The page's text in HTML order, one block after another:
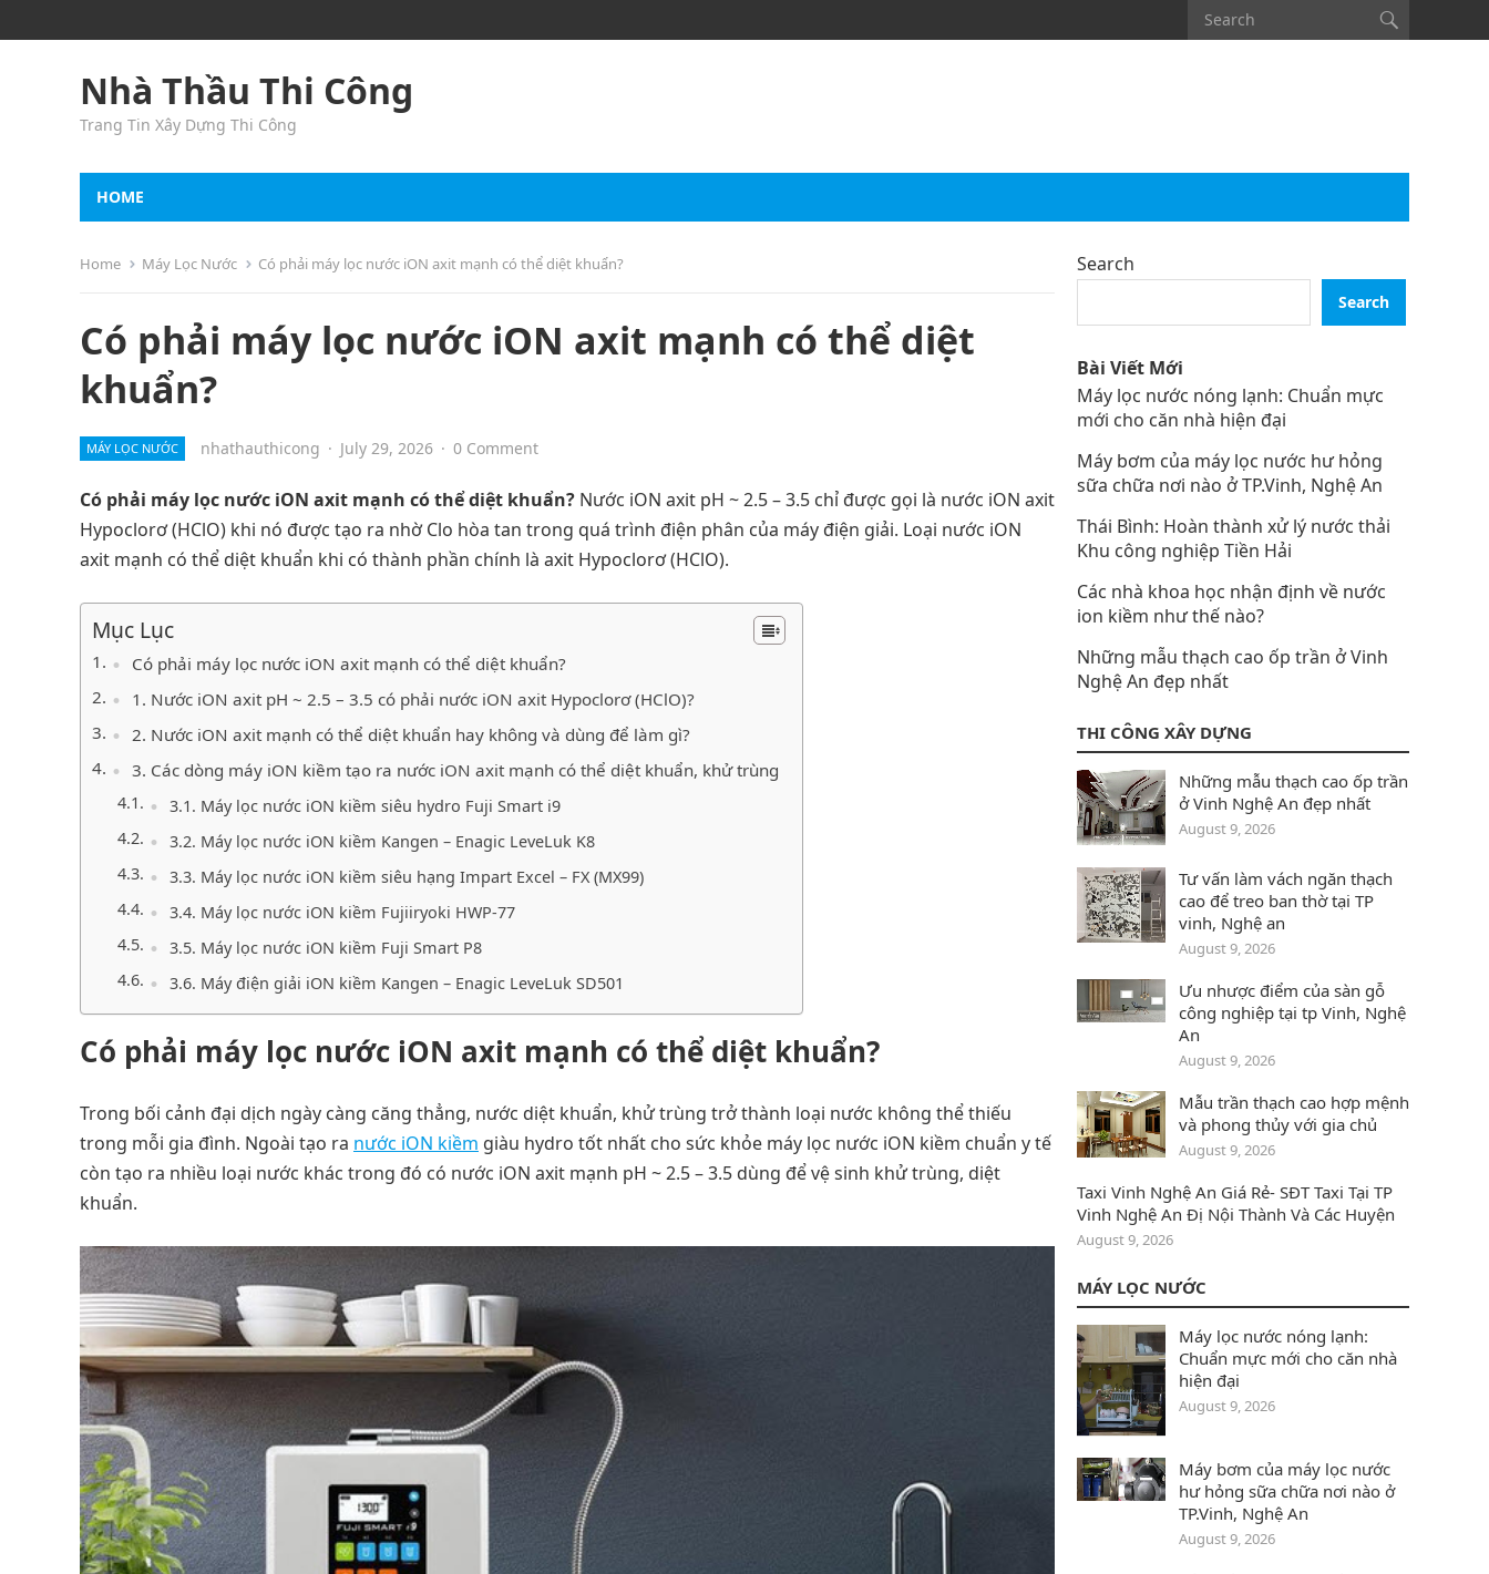
Nhà Thầu Thi Công
Trang Tin Xây Dựng Thi Công
HOME
Home Máy Lọc Nước Có phải máy lọc nước iON axit mạnh có thể diệt khuẩn?
Có phải máy lọc nước iON axit mạnh có thể diệt
khuẩn?
MÁY LỌC NƯỚC nhathauthicong · July 29, 2026 · 0 Comment
Có phải máy lọc nước iON axit mạnh có thể diệt khuẩn? Nước iON axit pH ~ 2.5 – 3.5 chỉ được gọi là nước iON axit
Hypoclorơ (HClO) khi nó được tạo ra nhờ Clo hòa tan trong quá trình điện phân của máy điện giải. Loại nước iON
axit mạnh có thể diệt khuẩn khi có thành phần chính là axit Hypoclorơ (HClO).
Mục Lục
Có phải máy lọc nước iON axit mạnh có thể diệt khuẩn?
1. Nước iON axit pH ~ 2.5 – 3.5 có phải nước iON axit Hypoclorơ (HClO)?
2. Nước iON axit mạnh có thể diệt khuẩn hay không và dùng để làm gì?
3. Các dòng máy iON kiềm tạo ra nước iON axit mạnh có thể diệt khuẩn, khử trùng
3.1. Máy lọc nước iON kiềm siêu hydro Fuji Smart i9
3.2. Máy lọc nước iON kiềm Kangen – Enagic LeveLuk K8
3.3. Máy lọc nước iON kiềm siêu hạng Impart Excel – FX (MX99)
3.4. Máy lọc nước iON kiềm Fujiiryoki HWP-77
3.5. Máy lọc nước iON kiềm Fuji Smart P8
3.6. Máy điện giải iON kiềm Kangen – Enagic LeveLuk SD501
Có phải máy lọc nước iON axit mạnh có thể diệt khuẩn?
Trong bối cảnh đại dịch ngày càng căng thẳng, nước diệt khuẩn, khử trùng trở thành loại nước không thể thiếu
trong mỗi gia đình. Ngoài tạo ra nước iON kiềm giàu hydro tốt nhất cho sức khỏe máy lọc nước iON kiềm chuẩn y tế
còn tạo ra nhiều loại nước khác trong đó có nước iON axit mạnh pH ~ 2.5 – 3.5 dùng để vệ sinh khử trùng, diệt
khuẩn.
Search
Search
Bài Viết Mới
Máy lọc nước nóng lạnh: Chuẩn mực
mới cho căn nhà hiện đại
Máy bơm của máy lọc nước hư hỏng
sữa chữa nơi nào ở TP.Vinh, Nghệ An
Thái Bình: Hoàn thành xử lý nước thải
Khu công nghiệp Tiền Hải
Các nhà khoa học nhận định về nước
ion kiềm như thế nào?
Những mẫu thạch cao ốp trần ở Vinh
Nghệ An đẹp nhất
THI CÔNG XÂY DỰNG
Những mẫu thạch cao ốp trần
ở Vinh Nghệ An đẹp nhất
August 9, 2026
Tư vấn làm vách ngăn thạch
cao để treo ban thờ tại TP
vinh, Nghệ an
August 9, 2026
Ưu nhược điểm của sàn gỗ
công nghiệp tại tp Vinh, Nghệ
An
August 9, 2026
Mẫu trần thạch cao hợp mệnh
và phong thủy với gia chủ
August 9, 2026
Taxi Vinh Nghệ An Giá Rẻ- SĐT Taxi Tại TP
Vinh Nghệ An Đị Nội Thành Và Các Huyện
August 9, 2026
MÁY LỌC NƯỚC
Máy lọc nước nóng lạnh:
Chuẩn mực mới cho căn nhà
hiện đại
August 9, 2026
Máy bơm của máy lọc nước
hư hỏng sữa chữa nơi nào ở
TP.Vinh, Nghệ An
August 9, 2026